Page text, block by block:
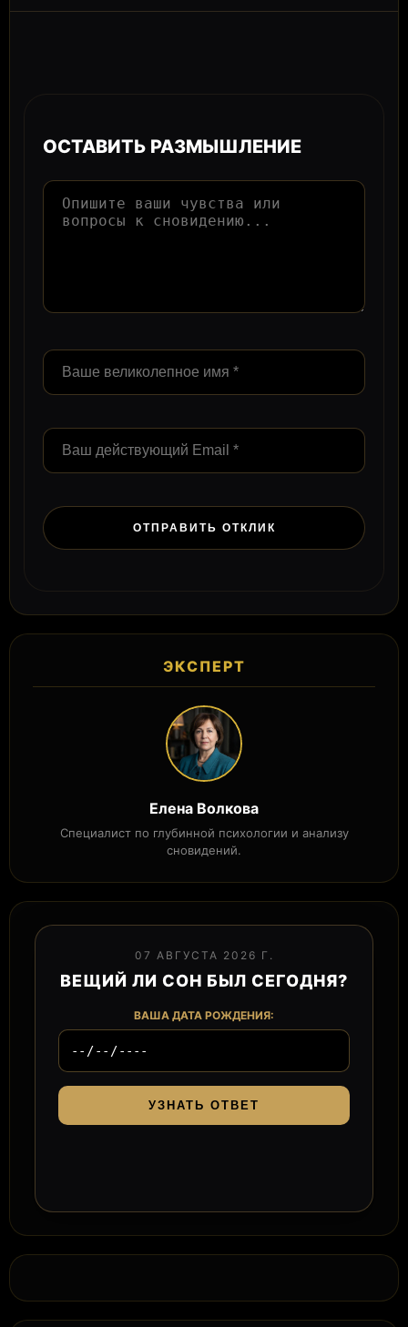
ОСТАВИТЬ РАЗМЫШЛЕНИЕ
ЭКСПЕРТ
Елена Волкова
Специалист по глубинной психологии и анализу
сновидений.
07 АВГУСТА 2026 Г.
ВЕЩИЙ ЛИ СОН БЫЛ СЕГОДНЯ?
ВАША ДАТА РОЖДЕНИЯ:
УЗНАТЬ ОТВЕТ